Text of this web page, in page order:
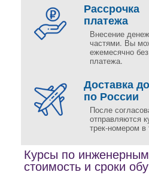
Рассрочка
платежа
Внесение
частями. Вы
ежемесячно
платежа.
Доставка
по России
После
отправляются
трек-номером в
Курсы по
стоимость и сроки